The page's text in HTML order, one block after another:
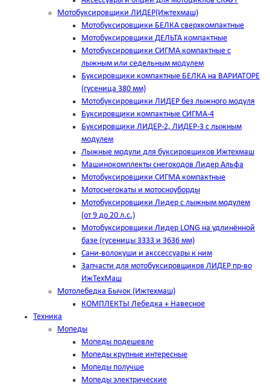
Мотобуксировщики ЛИДЕР(Ижтехмаш)
Мотобуксировщики БЕЛКА сверхкомпактные
Мотобуксировщики ДЕЛЬТА компактные
Мотобуксировщики СИГМА компактные с
лыжным или седельным модулем
Буксировщики компактные БЕЛКА на ВАРИАТОРЕ
(гусеница 380 мм)
Мотобуксировщики ЛИДЕР без лыжного модуля
Буксировщики компактные СИГМА-4
Буксировщики ЛИДЕР-2, ЛИДЕР-3 c лыжным
модулем
Лыжные модули для буксировщиков Ижтехмаш
Машинокомплекты снегоходов Лидер Альфа
Мотобуксировщики СИГМА компактные
Мотоснегокаты и мотосноуборды
Мотобуксировщики Лидер с лыжным модулем
(от 9 до 20 л.с.)
Мотобуксировщики Лидер LONG на удлинённой
базе (гусеницы 3333 и 3636 мм)
Сани-волокуши и акссессуары к ним
Запчасти для мотобуксировщиков ЛИДЕР пр-во
ИжТехМаш
Мотолебедка Бычок (Ижтехмаш)
КОМПЛЕКТЫ Лебедка + Навесное
Техника
Мопеды
Мопеды подешевле
Мопеды крупные интересные
Мопеды получше
Мопеды электрические